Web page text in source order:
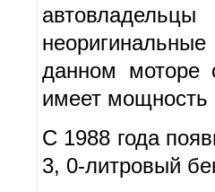
данном моторе
имеет
С 1988 года
3, 0-литровый